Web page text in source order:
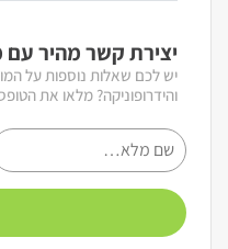
יצירת קשר מהיר
יש לכם שאלות נוספות על
והידרופוניקה? מלאו את